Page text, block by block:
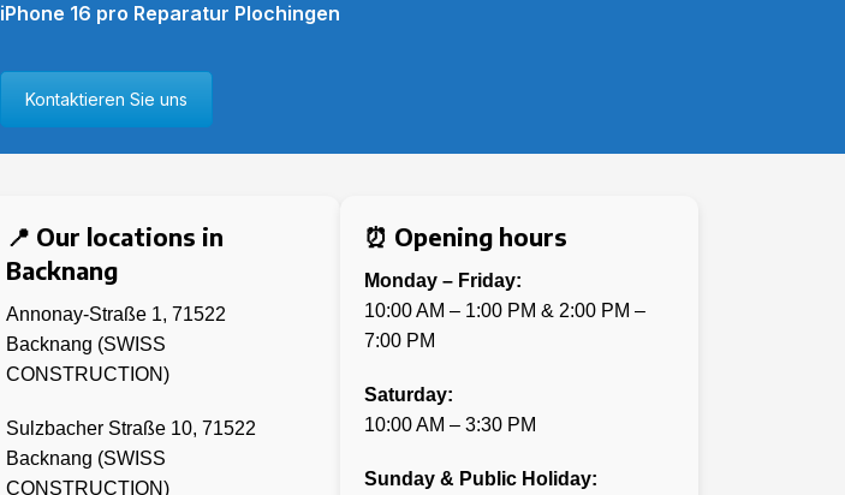
iPhone 16 pro Reparatur Plochingen
Kontaktieren Sie uns
📍 Our locations in
Backnang
Annonay-Straße 1, 71522
Backnang (SWISS
CONSTRUCTION)
Sulzbacher Straße 10, 71522
Backnang (SWISS
CONSTRUCTION)
⏰ Opening hours
Monday – Friday:
10:00 AM – 1:00 PM & 2:00 PM –
7:00 PM
Saturday:
10:00 AM – 3:30 PM
Sunday & Public Holiday: